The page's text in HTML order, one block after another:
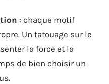
: chaque motif
Un tatouage sur le
la force et la
de bien choisir un